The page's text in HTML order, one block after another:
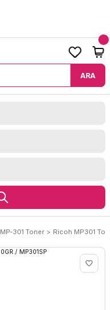
ARA
MP-301 Toner Ricoh MP301